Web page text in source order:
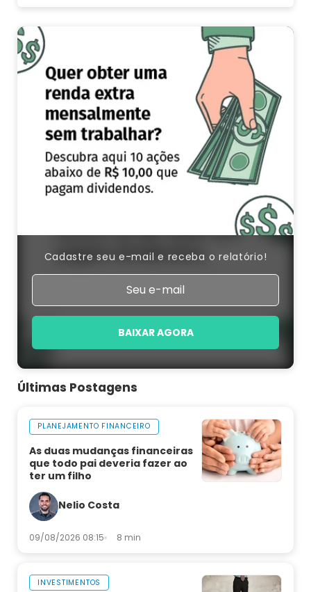
Cadastre seu e-mail e receba o relatório!
BAIXAR AGORA
Últimas Postagens
PLANEJAMENTO FINANCEIRO
As duas mudanças financeiras
que todo pai deveria fazer ao
ter um filho
Nelio Costa
09/08/2026 08:15 8 min
INVESTIMENTOS